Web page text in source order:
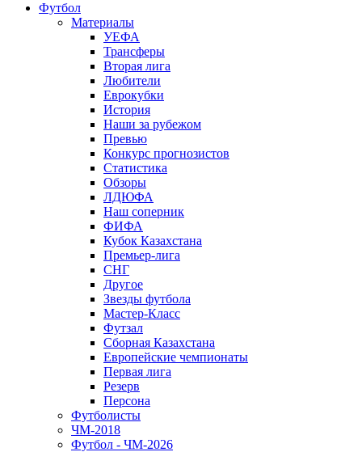
Футбол
Материалы
УЕФА
Трансферы
Вторая лига
Любители
Еврокубки
История
Наши за рубежом
Превью
Конкурс прогнозистов
Статистика
Обзоры
ЛДЮФА
Наш соперник
ФИФА
Кубок Казахстана
Премьер-лига
СНГ
Другое
Звезды футбола
Мастер-Класс
Футзал
Сборная Казахстана
Европейские чемпионаты
Первая лига
Резерв
Персона
Футболисты
ЧМ-2018
Футбол - ЧМ-2026